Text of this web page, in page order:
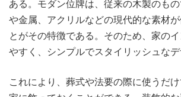
ある。モダン位牌は、従来の木製のも
や金属、アクリルなどの現代的な素材
とがその特徴である。そのため、家の
やすく、シンプルでスタイリッシュなデ
これにより、葬式や法要の際に使うだ